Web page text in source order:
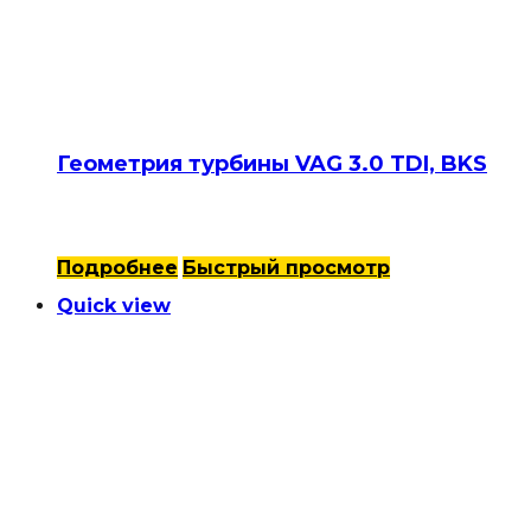
Геометрия турбины VAG 3.0 TDI, BKS
Подробнее Быстрый просмотр
Quick view